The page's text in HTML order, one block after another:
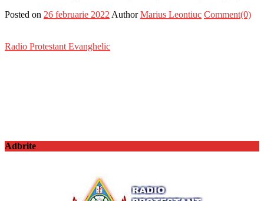
Posted on 26 februarie 2022 Author Marius Leontiuc Comment(0)
Radio Protestant Evanghelic
Adbrite